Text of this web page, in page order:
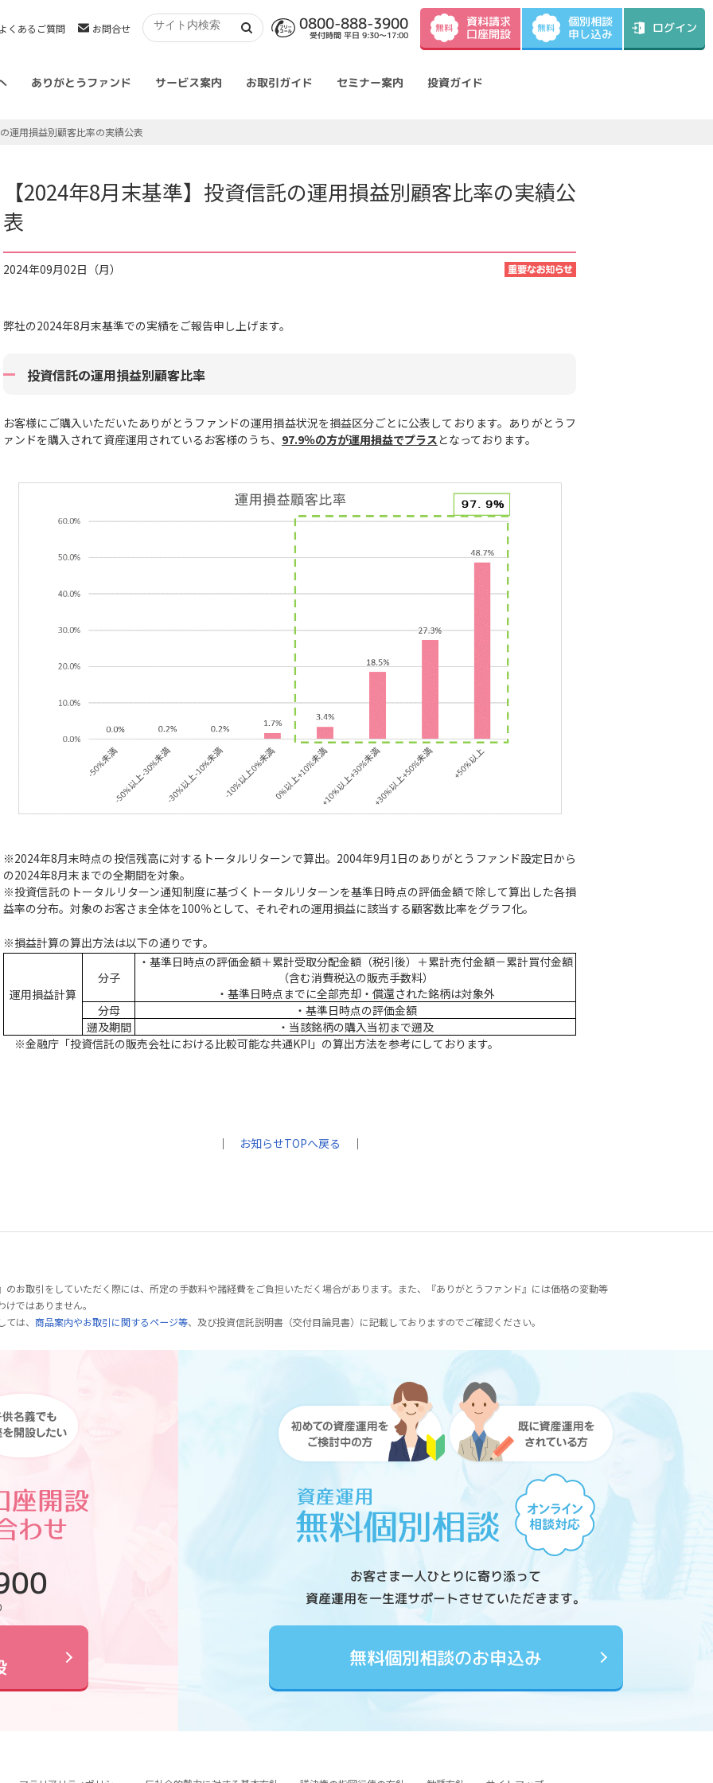
くあるご質問 お問合せ 0800-888-3900
受付時間 平日 9:30～17:00
無料 資料請求
口座開設 無料 個別相談
申し込み ログイン
ありがとうファンド サービス案内 お取引ガイド セミナー案内 投資ガイド
運用損益別顧客比率の実績公表
【2024年8月末基準】投資信託の運用損益別顧客比率の実績公
表
2024年09月02日（月）
弊社の2024年8月末基準での実績をご報告申し上げます。
投資信託の運用損益別顧客比率
お客様にご購入いただいたありがとうファンドの運用損益状況を損益区分ごとに公表しております。ありがとうフ
ァンドを購入されて資産運用されているお客様のうち、 97.9％の方が運用損益でプラスとなっております。
※2024年8月末時点の投信残高に対するトータルリターンで算出。2004年9月1日のありがとうファンド設定日から
の2024年8月末までの全期間を対象。
※投資信託のトータルリターン通知制度に基づくトータルリターンを基準日時点の評価金額で除して算出した各損
益率の分布。対象のお客さま全体を100％として、それぞれの運用損益に該当する顧客数比率をグラフ化。
※損益計算の算出方法は以下の通りです。
運用損益計算
分子
・基準日時点の評価金額＋累計受取分配金額（税引後）＋累計売付金額－累計買付金額
（含む消費税込の販売手数料）
・基準日時点までに全部売却・償還された銘柄は対象外
分母
・基準日時点の評価金額
遡及期間
・当該銘柄の購入当初まで遡及
※金融庁「投資信託の販売会社における比較可能な共通KPI」の算出方法を参考にしております。
｜ お知らせTOPへ戻る ｜
お取引をしていただく際には、所定の手数料や諸経費をご負担いただく場合があります。また、『ありがとうファンド』には価格の変動等
ではありません。
は、 商品案内やお取引に関するページ等、及び投資信託説明書（交付目論見書）に記載しておりますのでご確認ください。
お客さま一人ひとりに寄り添って
資産運用を一生涯サポートさせていただきます。
無料個別相談のお申込み